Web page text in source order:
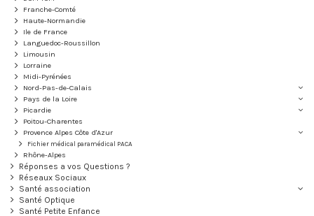
Franche-Comté
Haute-Normandie
Ile de France
Languedoc-Roussillon
Limousin
Lorraine
Midi-Pyrénées
Nord-Pas-de-Calais
Pays de la Loire
Picardie
Poitou-Charentes
Provence Alpes Côte d'Azur
Fichier médical paramédical PACA
Rhône-Alpes
Réponses a vos Questions ?
Réseaux Sociaux
Santé association
Santé Optique
Santé Petite Enfance